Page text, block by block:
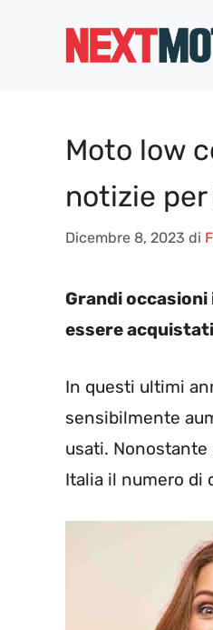
Moto low
notizie
Dicembre 8, 2023 di
Grandi
essere
In questi ultimi
sensibilmente
usati.
Italia il numero di